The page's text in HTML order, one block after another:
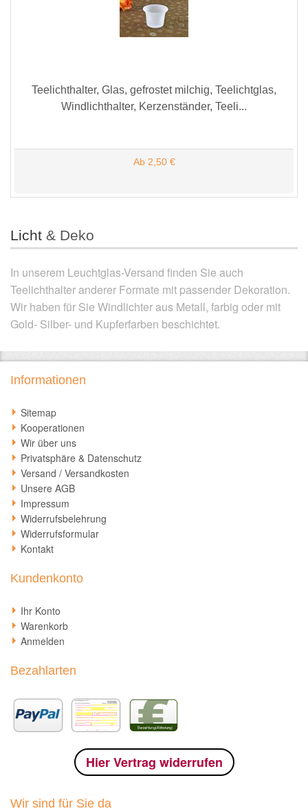
Teelichthalter, Glas, gefrostet milchig, Teelichtglas,
Windlichthalter, Kerzenständer, Teeli...
Ab 2,50 €
Licht & Deko
In unserem Leuchtglas-Versand finden Sie auch
Teelichthalter anderer Formate mit passender Dekoration.
Wir haben für Sie Windlichter aus Metall, farbig oder mit
Gold- Silber- und Kupferfarben beschichtet.
Informationen
Sitemap
Kooperationen
Wir über uns
Privatsphäre & Datenschutz
Versand / Versandkosten
Unsere AGB
Impressum
Widerrufsbelehrung
Widerrufsformular
Kontakt
Kundenkonto
Ihr Konto
Warenkorb
Anmelden
Bezahlarten
Hier Vertrag widerrufen
Wir sind für Sie da